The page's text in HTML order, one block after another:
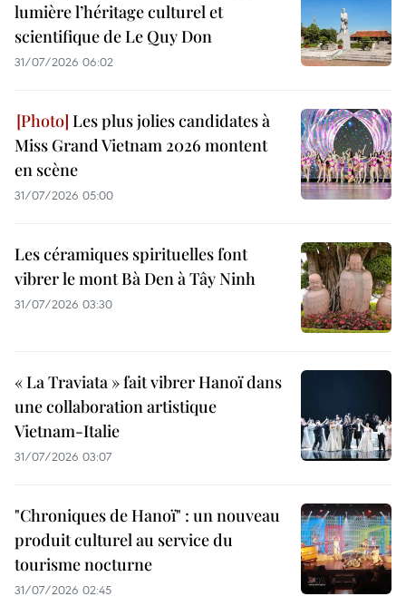
lumière l’héritage culturel et
scientifique de Le Quy Don
31/07/2026 06:02
Les plus jolies candidates à
Miss Grand Vietnam 2026 montent
en scène
31/07/2026 05:00
Les céramiques spirituelles font
vibrer le mont Bà Den à Tây Ninh
31/07/2026 03:30
« La Traviata » fait vibrer Hanoï dans
une collaboration artistique
Vietnam-Italie
31/07/2026 03:07
"Chroniques de Hanoï" : un nouveau
produit culturel au service du
tourisme nocturne
31/07/2026 02:45